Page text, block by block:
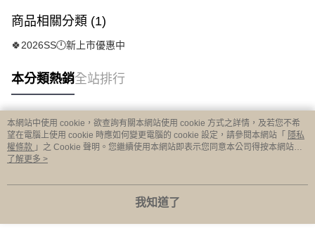
商品相關分類 (1)
🍀2026SS🕛新上市優惠中
本分類熱銷全站排行
熱門標籤
本網站中使用 cookie，欲查詢有關本網站使用 cookie 方式之詳情，及若您不希
望在電腦上使用 cookie 時應如何變更電腦的 cookie 設定，請參閱本網站「 隱私
權條款 」之 Cookie 聲明。您繼續使用本網站即表示您同意本公司得按本網站使
用條款之 Cookie 聲明使用 cookie。
了解更多 >
我知道了